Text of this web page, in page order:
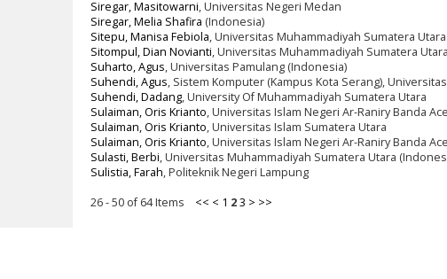
Siregar, Masitowarni, Universitas Negeri Medan
Siregar, Melia Shafira (Indonesia)
Sitepu, Manisa Febiola, Universitas Muhammadiyah Sumatera
Sitompul, Dian Novianti, Universitas Muhammadiyah Sumatera
Suharto, Agus, Universitas Pamulang (Indonesia)
Suhendi, Agus, Sistem Komputer (Kampus Kota Serang),
Suhendi, Dadang, University Of Muhammadiyah Sumatera Utara
Sulaiman, Oris Krianto, Universitas Islam Negeri Ar-Raniry Banda
Sulaiman, Oris Krianto, Universitas Islam Sumatera Utara
Sulaiman, Oris Krianto, Universitas Islam Negeri Ar-Raniry Banda
Sulasti, Berbi, Universitas Muhammadiyah Sumatera Utara
Sulistia, Farah, Politeknik Negeri Lampung
26 - 50 of 64 Items << < 1 23 > >>